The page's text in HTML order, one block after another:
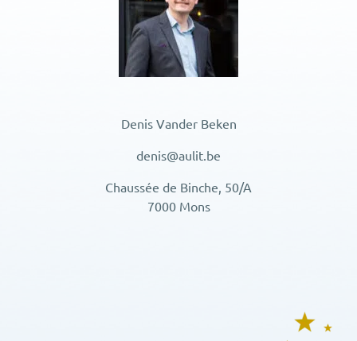
Denis Vander Beken
denis@aulit.be
Chaussée de Binche, 50/A
7000 Mons